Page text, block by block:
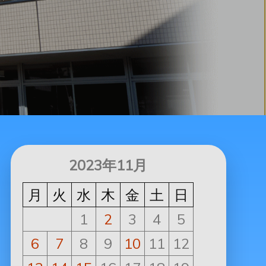
2023年11月
月
火 水 木 金 土
日
1
2 3 4
5
6
7 8 9 10 11 12